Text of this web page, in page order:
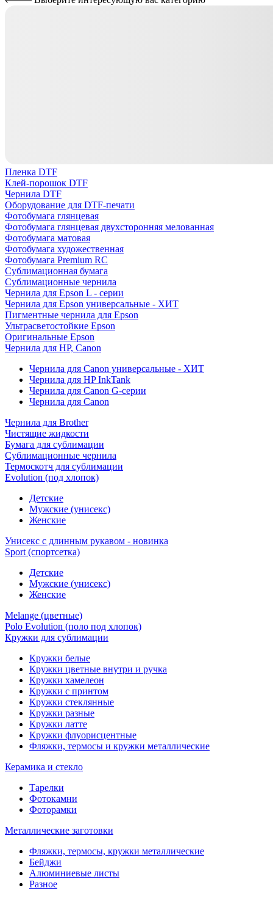
Пленка DTF
Клей-порошок DTF
Чернила DTF
Оборудование для DTF-печати
Фотобумага глянцевая
Фотобумага глянцевая двухсторонняя мелованная
Фотобумага матовая
Фотобумага художественная
Фотобумага Premium RC
Сублимационная бумага
Сублимационные чернила
Чернила для Epson L - серии
Чернила для Epson универсальные - ХИТ
Пигментные чернила для Epson
Ультрасветостойкие Epson
Оригинальные Epson
Чернила для HP, Canon
Чернила для Canon универсальные - ХИТ
Чернила для HP InkTank
Чернила для Canon G-серии
Чернила для Canon
Чернила для Brother
Чистящие жидкости
Бумага для сублимации
Сублимационные чернила
Термоскотч для сублимации
Evolution (под хлопок)
Детские
Мужские (унисекс)
Женские
Унисекс с длинным рукавом - новинка
Sport (спортсетка)
Детские
Мужские (унисекс)
Женские
Melange (цветные)
Polo Evolution (поло под хлопок)
Кружки для сублимации
Кружки белые
Кружки цветные внутри и ручка
Кружки хамелеон
Кружки c принтом
Кружки стеклянные
Кружки разные
Кружки латте
Кружки флуорисцентные
Фляжки, термосы и кружки металлические
Керамика и стекло
Тарелки
Фотокамни
Фоторамки
Металлические заготовки
Фляжки, термосы, кружки металлические
Бейджи
Алюминиевые листы
Разное